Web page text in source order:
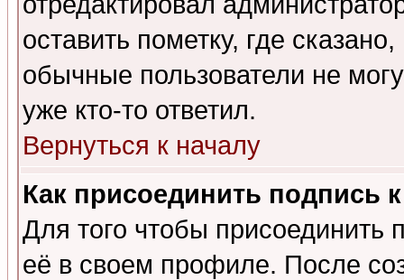
оставить пометку, где
обычные пользователи не
уже кто-то ответил.
Вернуться к началу
Как присоединить подпись
Для того чтобы присоединить
её в своем профиле. После